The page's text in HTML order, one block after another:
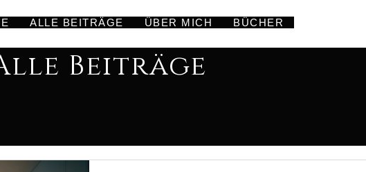
ALLE BEITRÄGE ÜBER MICH BÜCHER
Beiträge